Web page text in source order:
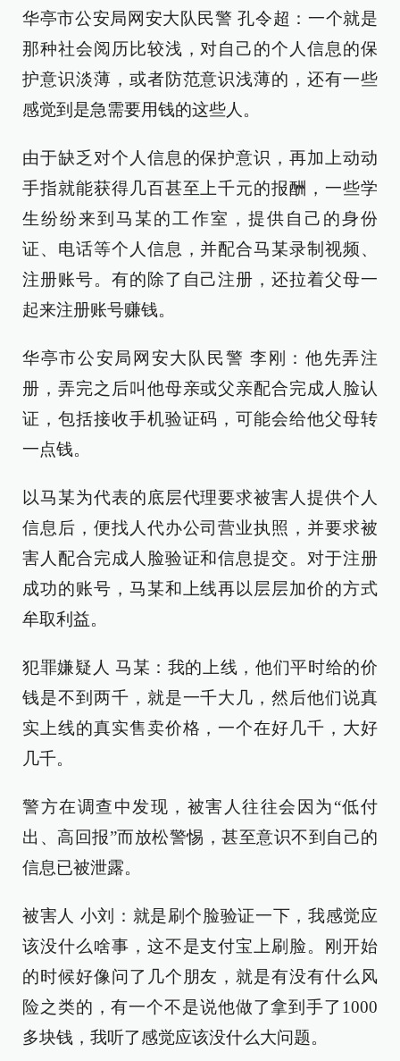
华亭市公安局网安大队民警 孔令超：一个就是
那种社会阅历比较浅，对自己的个人信息的保
护意识淡薄，或者防范意识浅薄的，还有一些
感觉到是急需要用钱的这些人。
由于缺乏对个人信息的保护意识，再加上动动
手指就能获得几百甚至上千元的报酬，一些学
生纷纷来到马某的工作室，提供自己的身份
证、电话等个人信息，并配合马某录制视频、
注册账号。有的除了自己注册，还拉着父母一
起来注册账号赚钱。
华亭市公安局网安大队民警 李刚：他先弄注
册，弄完之后叫他母亲或父亲配合完成人脸认
证，包括接收手机验证码，可能会给他父母转
一点钱。
以马某为代表的底层代理要求被害人提供个人
信息后，便找人代办公司营业执照，并要求被
害人配合完成人脸验证和信息提交。对于注册
成功的账号，马某和上线再以层层加价的方式
牟取利益。
犯罪嫌疑人 马某：我的上线，他们平时给的价
钱是不到两千，就是一千大几，然后他们说真
实上线的真实售卖价格，一个在好几千，大好
几千。
警方在调查中发现，被害人往往会因为“低付
出、高回报”而放松警惕，甚至意识不到自己的
信息已被泄露。
被害人 小刘：就是刷个脸验证一下，我感觉应
该没什么啥事，这不是支付宝上刷脸。刚开始
的时候好像问了几个朋友，就是有没有什么风
险之类的，有一个不是说他做了拿到手了1000
多块钱，我听了感觉应该没什么大问题。